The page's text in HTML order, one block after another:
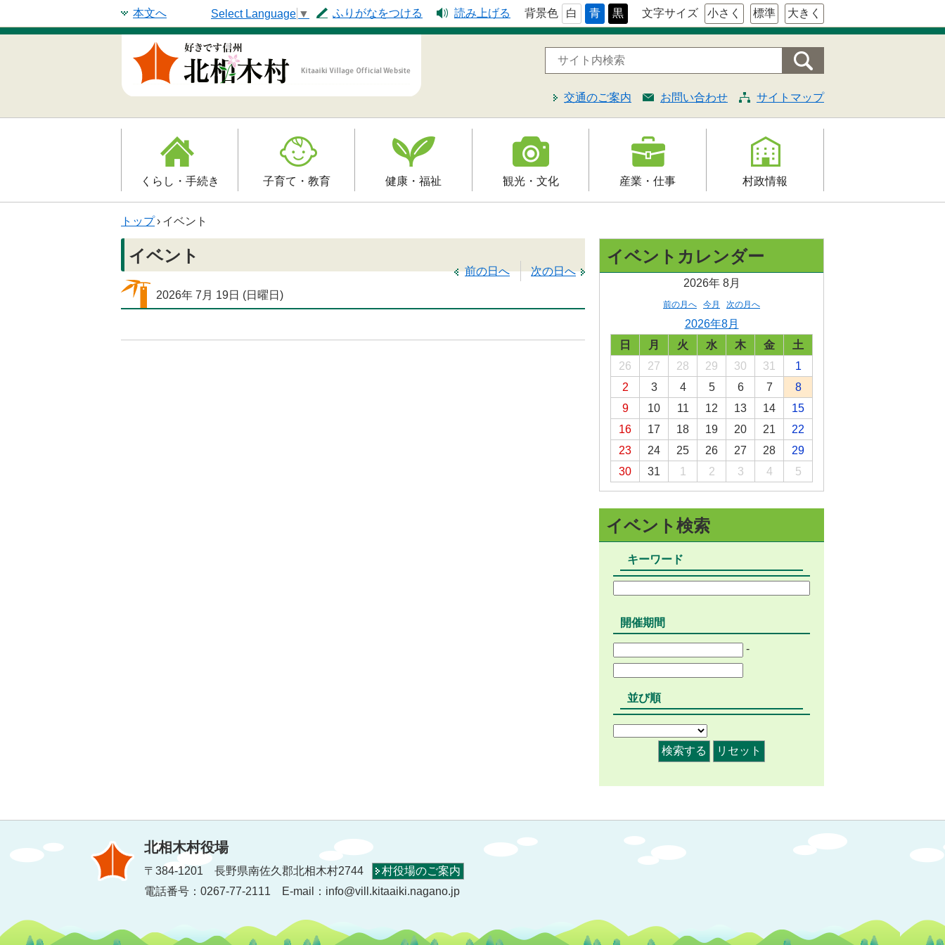
本文へ 文字サイズ 小さく 標準 大きく
Select Language ▼ ふりがなをつける 読み上げる 背景色 白 青 黒
交通のご案内 お問い合わせ サイトマップ
くらし・手続き
登録
防災情報
年金・保険
子育て・教育
母子の健康・予防接種
保育園
小学校
健康・福祉
介護保険
障害福祉
観光・文化
文化財
レジャー・スポーツ
産業・仕事
届出・証明・法令・規
制
村政情報
組織案内
村長の部屋
施策・計画
選挙
統計・人口
広報きたあいき
村議会
トップ› イベント
イベント
2026年 7月 19日 (日 曜日 )
前の日へ 次の日へ
イベントカレンダー
2026年 8月
前の月へ 今月 次の月へ
2026年8月
日
月 火 水 木 金
土
26
27 28 29 30 31
1
2
3 4 5 6 7
8
9
10 11 12 13 14
15
16
17 18 19 20 21
22
23
24 25 26 27 28
29
30
31 1 2 3 4 5
イベント検索
キーワード
開催期間
-
並び順
北相木村役場
〒384-1201 長野県南佐久郡北相木村2744
村役場のご案内
電話番号：0267-77-2111 E-mail：info@vill.kitaaiki.nagano.jp